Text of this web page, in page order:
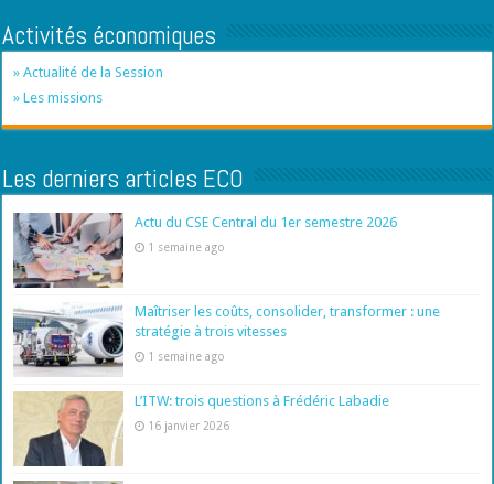
Activités économiques
» Actualité de la Session
» Les missions
Les derniers articles ECO
Actu du CSE Central du 1er semestre 2026
1 semaine ago
Maîtriser les coûts, consolider, transformer : une
stratégie à trois vitesses
1 semaine ago
L’ITW: trois questions à Frédéric Labadie
16 janvier 2026